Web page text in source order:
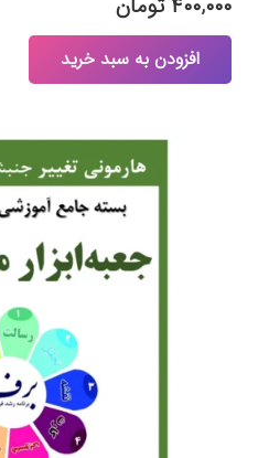
افزودن به سبد خرید